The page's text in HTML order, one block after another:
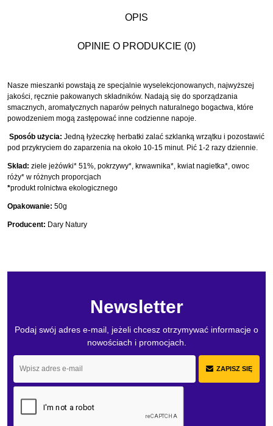
OPIS
OPINIE O PRODUKCIE (0)
Nasze mieszanki powstają ze specjalnie wyselekcjonowanych, najwyższej
jakości, ręcznie pakowanych składników. Nadają się do sporządzania
smacznych, aromatycznych naparów pełnych naturalnego bogactwa, które
powodzeniem mogą zastępować inne codzienne napoje.
Sposób użycia: Jedną łyżeczkę herbatki zalać szklanką wrzątku i pozostawić
pod przykryciem do zaparzenia na około 10-15 minut. Pić 1-2 razy dziennie.
Skład: ziele jeżówki* 51%, pokrzywy*, krwawnika*, kwiat nagietka*, owoc
róży* w różnych proporcjach
*produkt rolnictwa ekologicznego
Opakowanie: 50g
Producent: Dary Natury
Newsletter
Podaj swój adres e-mail, jeżeli chcesz otrzymywać informacje o
nowościach i promocjach.
ZAPISZ SIĘ